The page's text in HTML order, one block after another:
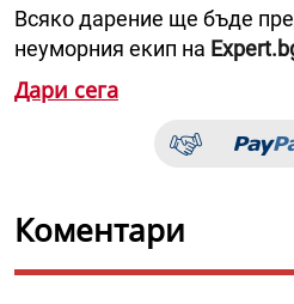
Всяко дарение ще бъде
неуморния екип на
Дари сега
Коментари